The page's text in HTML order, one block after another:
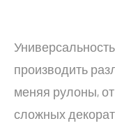
производить
меняя рулоны,
сложных